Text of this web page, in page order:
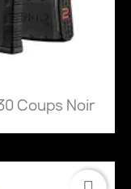
Coups Noir